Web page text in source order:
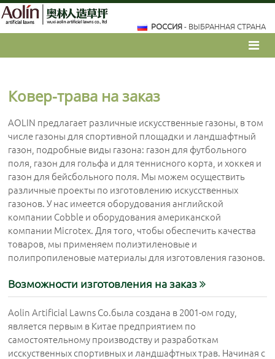
РОССИЯ - ВЫБРАННАЯ СТРАНА
Ковер-трава на заказ
AOLIN предлагает различные искусственные газоны, в том
числе газоны для спортивной площадки и ландшафтный
газон, подробные виды газона: газон для футбольного
поля, газон для гольфа и для теннисного корта, и хоккея и
газон для бейсбольного поля. Мы можем осуществить
различные проекты по изготовлению искусственных
газонов. У нас имеется оборудования английской
компании Cobble и оборудования американской
компании Microtex. Для того, чтобы обеспечить качества
товаров, мы применяем полиэтиленовые и
полипропиленовые материалы для изготовления газонов.
Возможности изготовления на заказ
Aolin Artificial Lawns Co.была создана в 2001-ом году,
является первым в Китае предприятием по
самостоятельному производству и разработкам
исскуственных спортивных и ландшафтных трав. Начиная с